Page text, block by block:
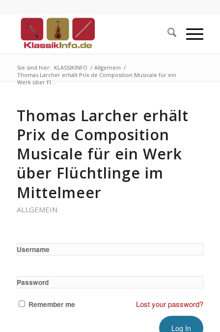
Sie sind hier: KLASSIKINFO / Allgemein /
Thomas Larcher erhält Prix de Composition Musicale für ein
Werk über Fl...
Thomas Larcher erhält
Prix de Composition
Musicale für ein Werk
über Flüchtlinge im
Mittelmeer
ALLGEMEIN
Username
Password
Remember me Lost your password?